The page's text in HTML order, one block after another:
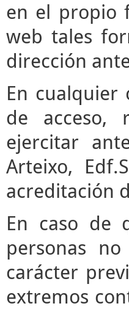
en el propio
web tales
dirección
En cualquier
de acceso,
ejercitar
Arteixo,
acreditación
En caso de
personas
carácter
extremos